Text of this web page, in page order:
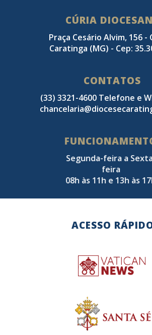
CÚRIA
Praça Cesário Alvim, 156 -
Caratinga (MG) - Cep:
CONTATOS
(33) 3321-4600 Telefone e
Segunda-feira a
feira
08h às 11h e 13h às
ACESSO